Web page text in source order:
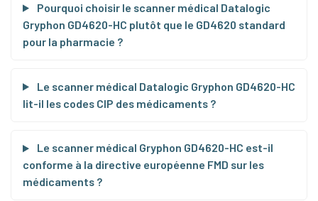
Pourquoi choisir le scanner médical Datalogic
Gryphon GD4620-HC plutôt que le GD4620 standard
pour la pharmacie ?
Le scanner médical Datalogic Gryphon GD4620-HC
lit-il les codes CIP des médicaments ?
Le scanner médical Gryphon GD4620-HC est-il
conforme à la directive européenne FMD sur les
médicaments ?